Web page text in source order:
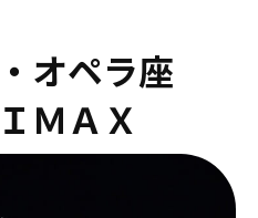
オペラ座
ＭＡＸ